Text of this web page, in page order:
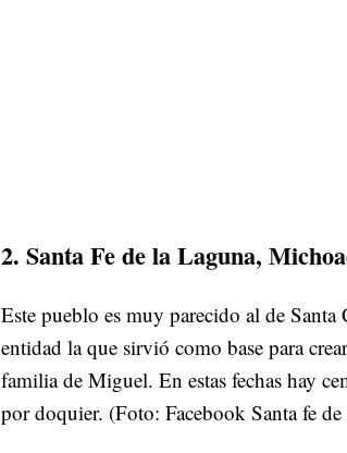
2. Santa Fe de la Laguna,
Este pueblo es muy parecido al de Santa
entidad la que sirvió como base para
familia de Miguel. En estas fechas hay
por doquier. (Foto: Facebook Santa fe